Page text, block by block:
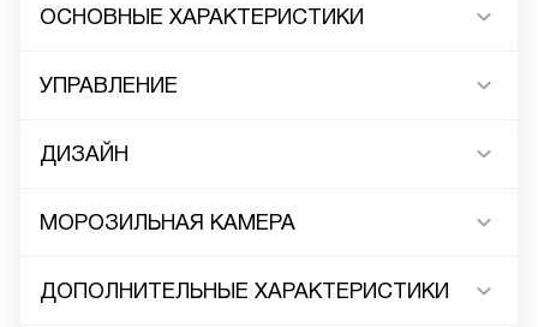
ОСНОВНЫЕ ХАРАКТЕРИСТИКИ
УПРАВЛЕНИЕ
ДИЗАЙН
МОРОЗИЛЬНАЯ КАМЕРА
ДОПОЛНИТЕЛЬНЫЕ ХАРАКТЕРИСТИКИ